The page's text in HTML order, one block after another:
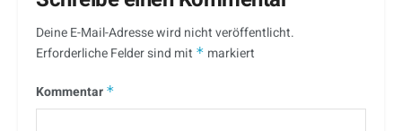
Deine E-Mail-Adresse wird nicht veröffentlicht.
Erforderliche Felder sind mit * markiert
Kommentar *